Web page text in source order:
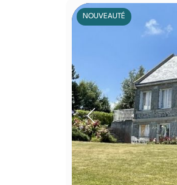
NOUVEAUTÉ